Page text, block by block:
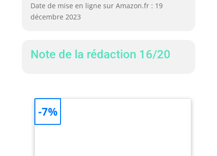
Date de mise en ligne sur Amazon.fr : 19
décembre 2023
Note de la rédaction 16/20
-7%